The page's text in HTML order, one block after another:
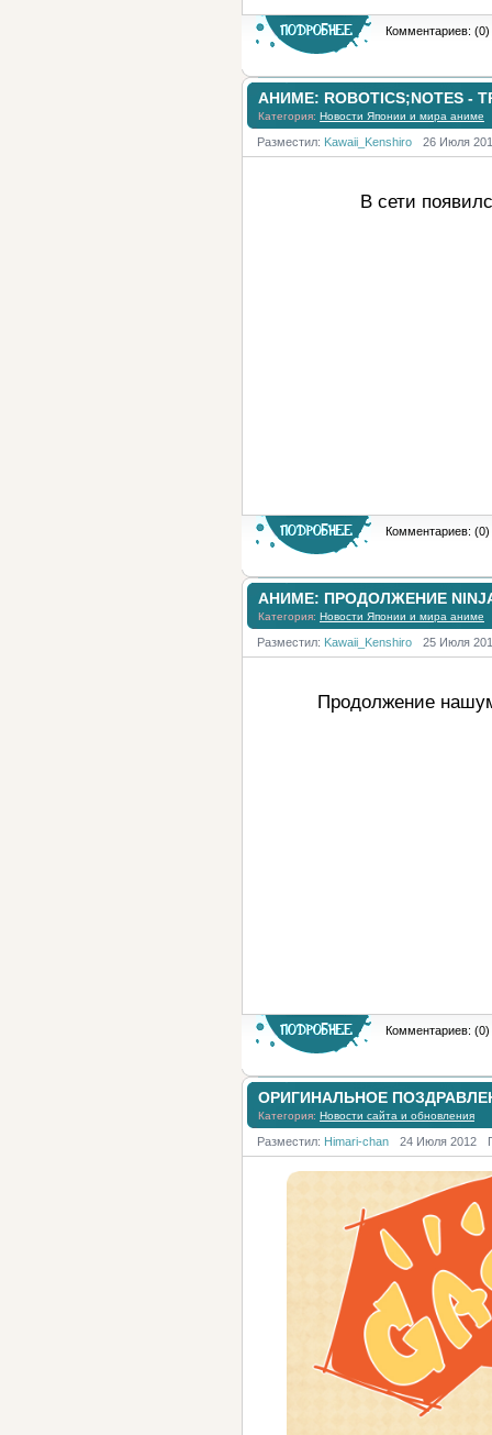
Комментариев: (0)
АНИМЕ: ROBOTICS;NOTES -
Категория: Новости Японии и мира аниме
Разместил: Kawaii_Kenshiro 26 Июля
В сети
Комментариев: (0)
АНИМЕ: ПРОДОЛЖЕНИЕ
Категория: Новости Японии и мира аниме
Разместил: Kawaii_Kenshiro 25 Июля
Продолжение
Комментариев: (0)
ОРИГИНАЛЬНОЕ
Категория: Новости сайта и обновления
Разместил: Himari-chan 24 Июля 2012